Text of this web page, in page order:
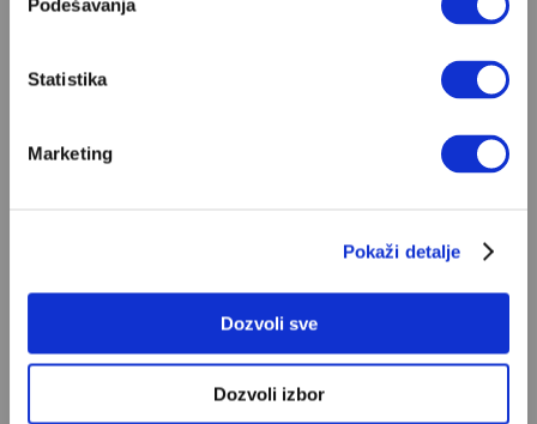
Podešavanja
Statistika
Marketing
Pokaži detalje
Dozvoli sve
Dozvoli izbor
Ivan Lalić: Ovo je moja lista 10
najboljih romana
do Mihaila Lalića i Slavenke Drakulić...
stalno vraćam i koje često poklanjam...